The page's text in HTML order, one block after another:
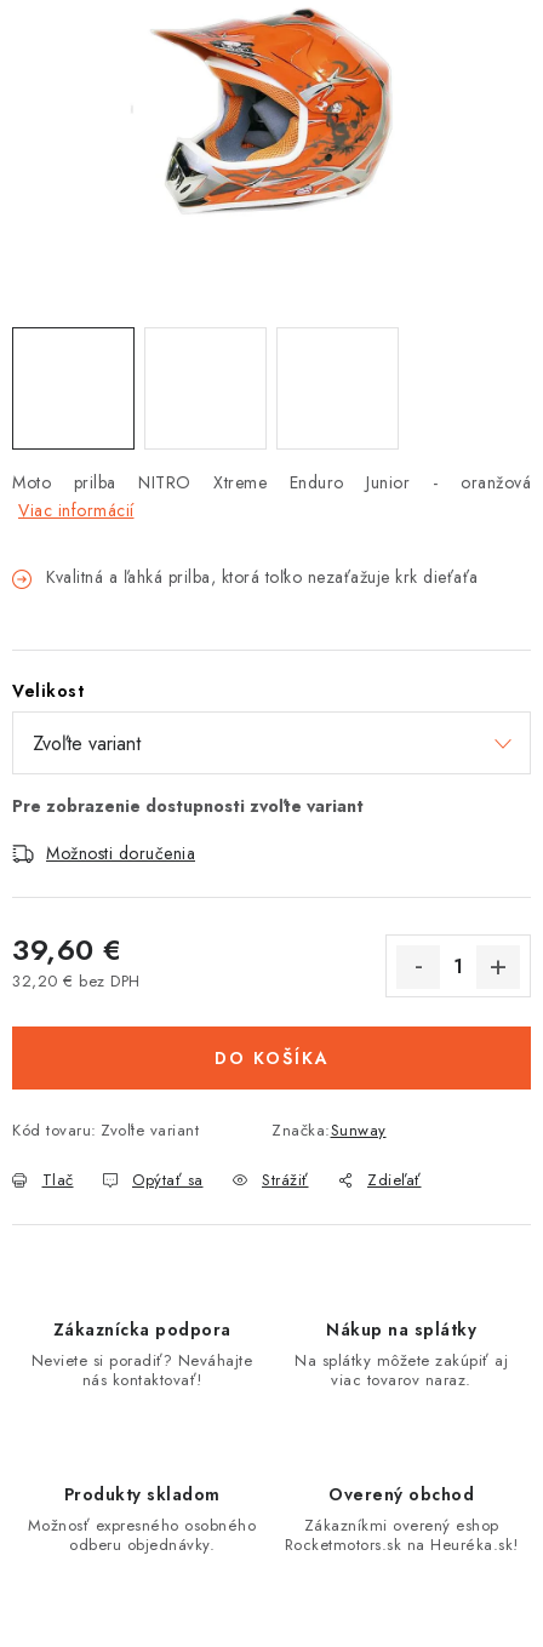
NÁPLNE A KVAPALINY
NÁHRADNÉ DIELY
Reklamácia a vrátenie tovaru
Obchodné podmienky
Tabuľky veľkostí odevov, prilieb a obuvi rôznych značiek
Moto prilba NITRO Xtreme Enduro Junior - oranžová
Viac informácií
Kvalitná a ľahká prilba, ktorá toľko nezaťažuje krk dieťaťa
Velikost
Možnosti doručenia
39,60 €
32,20 € bez DPH
DO KOŠÍKA
Kód tovaru: Zvoľte variant Značka:Sunway
Tlač Opýtať sa Strážiť Zdieľať
Zákaznícka podpora
Neviete si poradiť? Neváhajte
nás kontaktovať!
Nákup na splátky
Na splátky môžete zakúpiť aj
viac tovarov naraz.
Produkty skladom
Možnosť expresného osobného
odberu objednávky.
Overený obchod
Zákazníkmi overený eshop
Rocketmotors.sk na Heuréka.sk!